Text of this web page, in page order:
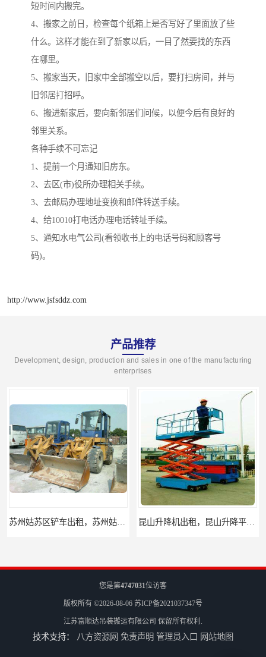
短时间内搬完。
4、搬家之前日，检查每个纸箱上是否写好了里面放了些
什么。这样才能在到了新家以后，一目了然要找的东西
在哪里。
5、搬家当天，旧家中全部搬空以后，要打扫房间，并与
旧邻居打招呼。
6、搬进新家后，要向新邻居们问候，以便今后有良好的
邻里关系。
各种手续不可忘记
1、提前一个月通知旧房东。
2、去区(市)役所办理相关手续。
3、去邮局办理地址变换和邮件转送手续。
4、给10010打电话办理电话转址手续。
5、通知水电气公司(看领收书上的电话号码和顾客号
码)。
http://www.jsfsddz.com
产品推荐
Development, design, production and sales in one of the manufacturing
enterprises
苏州姑苏区铲车出租，苏州姑苏区装载机出租 昆山升降机出租，昆山升降平台出租
您是第4747031位访客
版权所有 ©2026-08-06 苏ICP备2021037347号
江苏富顺达吊装搬运有限公司 保留所有权利.
技术支持： 八方资源网 免责声明 管理员入口 网站地图